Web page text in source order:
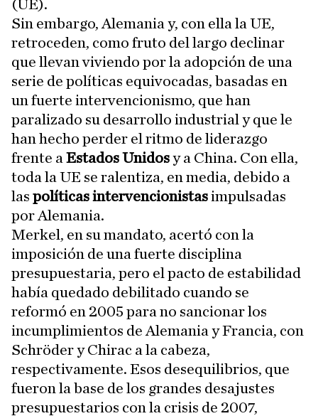
(UE).
Sin embargo, Alemania y, con ella la UE,
retroceden, como fruto del largo declinar
que llevan viviendo por la adopción de una
serie de políticas equivocadas, basadas en
un fuerte intervencionismo, que han
paralizado su desarrollo industrial y que le
han hecho perder el ritmo de liderazgo
frente a Estados Unidosy a China. Con ella,
toda la UE se ralentiza, en media, debido a
las políticas intervencionistasimpulsadas
por Alemania.
Merkel, en su mandato, acertó con la
imposición de una fuerte disciplina
presupuestaria, pero el pacto de estabilidad
había quedado debilitado cuando se
reformó en 2005 para no sancionar los
incumplimientos de Alemania y Francia, con
Schröder y Chirac a la cabeza,
respectivamente. Esos desequilibrios, que
fueron la base de los grandes desajustes
presupuestarios con la crisis de 2007,